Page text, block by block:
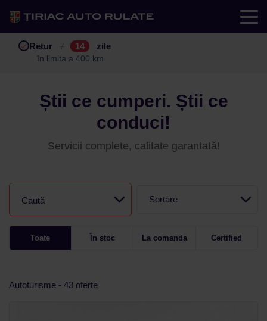
Test drive
Retur 14 zile
în limita a 400 km
Garanție 12 24
în limita a 25.000 km
Buy back
Știi ce cumperi. Știi ce
conduci!
Servicii complete, calitate garantată!
Caută Sortare
Toate În stoc La comanda Certified
Autoturisme - 43 oferte